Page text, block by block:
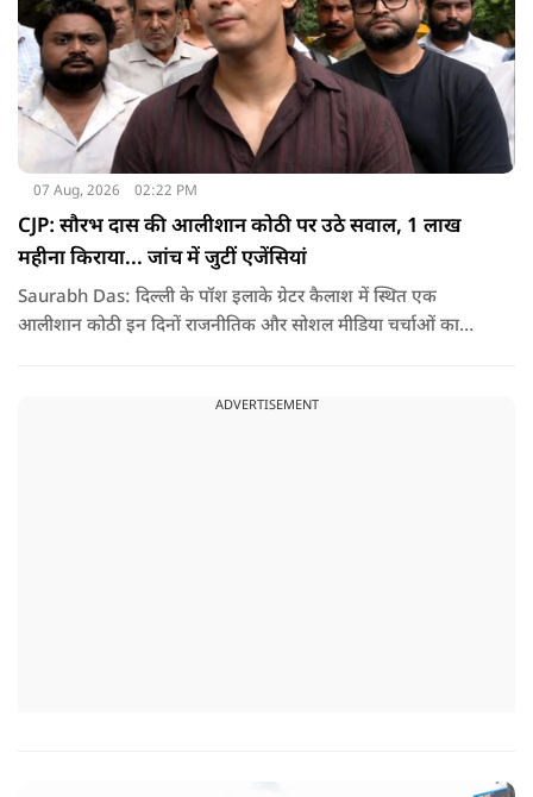
07 Aug, 2026 02:22 PM
CJP: सौरभ दास की आलीशान कोठी पर उठे सवाल, 1 लाख
महीना किराया... जांच में जुटीं एजेंसियां
Saurabh Das: दिल्ली के पॉश इलाके ग्रेटर कैलाश में स्थित एक
आलीशान कोठी इन दिनों राजनीतिक और सोशल मीडिया चर्चाओं का
ADVERTISEMENT